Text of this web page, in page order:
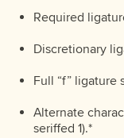
Proxima Nova
มหา
Required
Discretionary
Full “f” ligature
Alternate
seriffed 1).*